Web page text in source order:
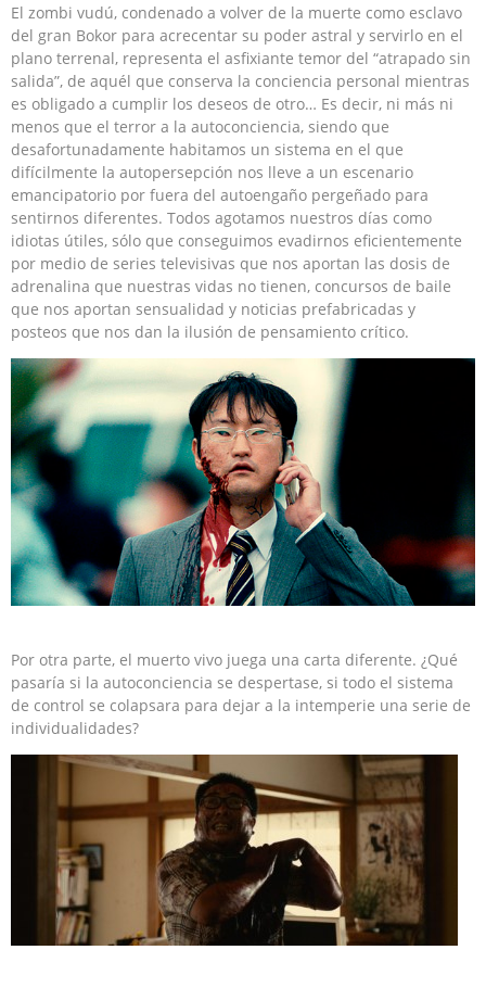
El zombi vudú, condenado a volver de la muerte como esclavo
del gran Bokor para acrecentar su poder astral y servirlo en el
plano terrenal, representa el asfixiante temor del “atrapado sin
salida”, de aquél que conserva la conciencia personal mientras
es obligado a cumplir los deseos de otro… Es decir, ni más ni
menos que el terror a la autoconciencia, siendo que
desafortunadamente habitamos un sistema en el que
difícilmente la autopersepción nos lleve a un escenario
emancipatorio por fuera del autoengaño pergeñado para
sentirnos diferentes. Todos agotamos nuestros días como
idiotas útiles, sólo que conseguimos evadirnos eficientemente
por medio de series televisivas que nos aportan las dosis de
adrenalina que nuestras vidas no tienen, concursos de baile
que nos aportan sensualidad y noticias prefabricadas y
posteos que nos dan la ilusión de pensamiento crítico.
Por otra parte, el muerto vivo juega una carta diferente. ¿Qué
pasaría si la autoconciencia se despertase, si todo el sistema
de control se colapsara para dejar a la intemperie una serie de
individualidades?